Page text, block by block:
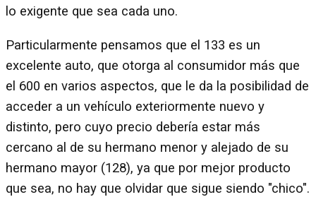
lo exigente que sea cada uno.
Particularmente pensamos que el 133 es un
excelente auto, que otorga al consumidor más que
el 600 en varios aspectos, que le da la posibilidad de
acceder a un vehículo exteriormente nuevo y
distinto, pero cuyo precio debería estar más
cercano al de su hermano menor y alejado de su
hermano mayor (128), ya que por mejor producto
que sea, no hay que olvidar que sigue siendo "chico".